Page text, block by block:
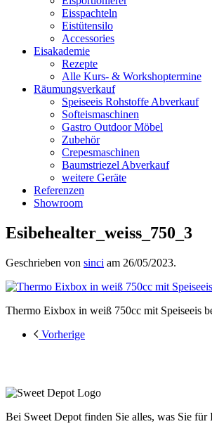
Eisspachteln
Eistütensilo
Accessories
Eisakademie
Rezepte
Alle Kurs- & Workshoptermine
Räumungsverkauf
Speiseeis Rohstoffe Abverkauf
Softeismaschinen
Gastro Outdoor Möbel
Zubehör
Crepesmaschinen
Baumstriezel Abverkauf
weitere Geräte
Referenzen
Showroom
Esibehealter_weiss_750_3
Geschrieben von sinci am 26/05/2023.
Thermo Eixbox in weiß 750cc mit Speiseeis
Vorherige
Bei Sweet Depot finden Sie alles, was Sie für